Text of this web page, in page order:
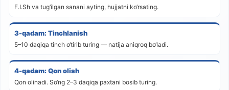
F.I.Sh va tug‘ilgan sanani ayting, hujjatni ko‘rsating.
3-qadam: Tinchlanish
5–10 daqiqa tinch o‘tirib turing — natija aniqroq bo‘ladi.
4-qadam: Qon olish
Qon olinadi. So‘ng 2–3 daqiqa paxtani bosib turing.